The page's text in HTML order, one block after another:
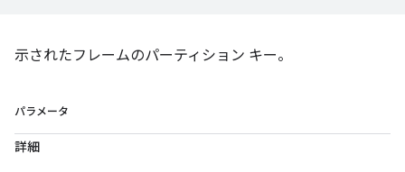
示されたフレームのパーティション キー。
パラメータ
詳細